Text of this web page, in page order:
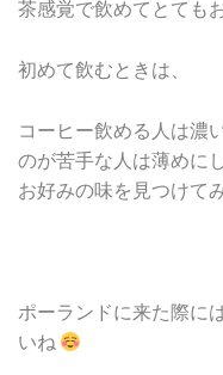
茶感覚で飲めてとても
初めて飲むときは、
コーヒー飲める人は濃
のが苦手な人は薄めに
お好みの味を見つけて
ポーランドに来た際に
いね